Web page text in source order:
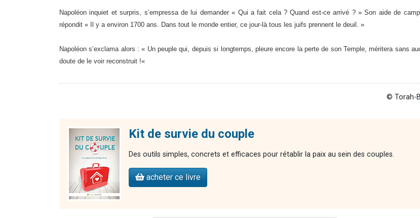
Napoléon inquiet et surpris, s’empressa de lui demander « Qui a fait cela ? Quand est-ce arrivé ? » Son aide de
répondit « Il y a environ 1700 ans. Dans tout le monde entier, ce jour-là tous les juifs prennent le deuil. »
Napoléon s’exclama alors : « Un peuple qui, depuis si longtemps, pleure encore la perte de son Temple, méritera sans
doute de le voir reconstruit !«
© Torah-
Kit de survie du couple
Des outils simples, concrets et efficaces pour rétablir la paix au sein des couples.
acheter ce livre